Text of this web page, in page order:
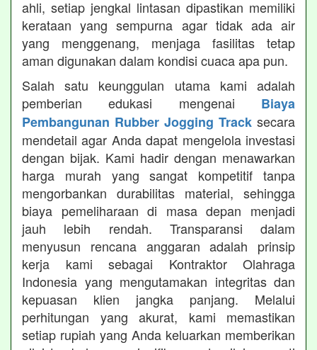
ahli, setiap jengkal lintasan dipastikan memiliki
kerataan yang sempurna agar tidak ada air
yang menggenang, menjaga fasilitas tetap
aman digunakan dalam kondisi cuaca apa pun.
Salah satu keunggulan utama kami adalah
pemberian edukasi mengenai Biaya
Pembangunan Rubber Jogging Track secara
mendetail agar Anda dapat mengelola investasi
dengan bijak. Kami hadir dengan menawarkan
harga murah yang sangat kompetitif tanpa
mengorbankan durabilitas material, sehingga
biaya pemeliharaan di masa depan menjadi
jauh lebih rendah. Transparansi dalam
menyusun rencana anggaran adalah prinsip
kerja kami sebagai Kontraktor Olahraga
Indonesia yang mengutamakan integritas dan
kepuasan klien jangka panjang. Melalui
perhitungan yang akurat, kami memastikan
setiap rupiah yang Anda keluarkan memberikan